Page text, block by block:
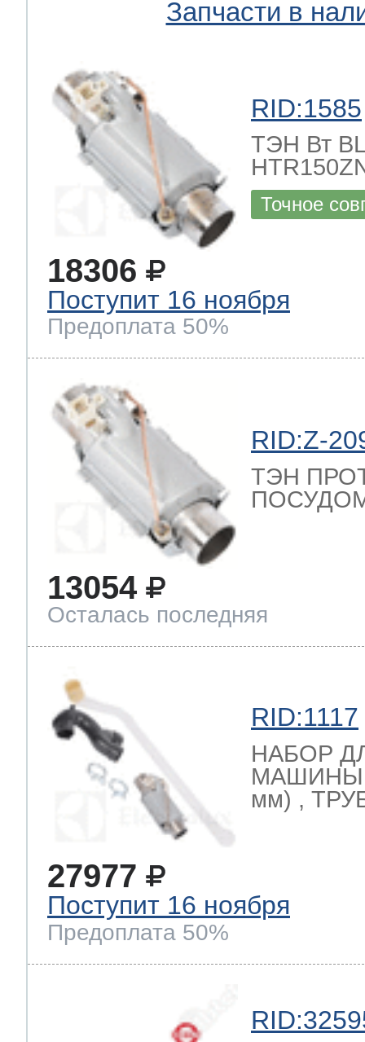
Запчасти в
RID:1585
ТЭН Вт
Точное
18306
Поступит 16 ноября
Предоплата 50%
RID:Z-
ТЭН
13054
Осталась последняя
RID:1117
НАБОР
МАШИНЫ
мм) ,
27977
Поступит 16 ноября
Предоплата 50%